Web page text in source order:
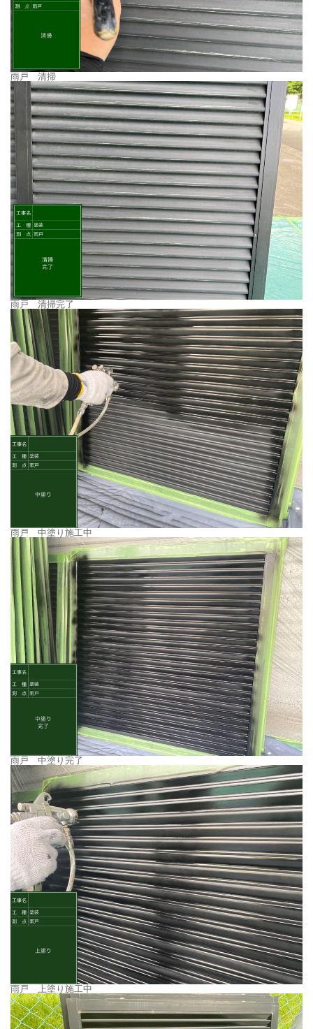
雨戸 清掃
雨戸 清掃完了
雨戸 中塗り施工中
雨戸 中塗り完了
雨戸 上塗り施工中